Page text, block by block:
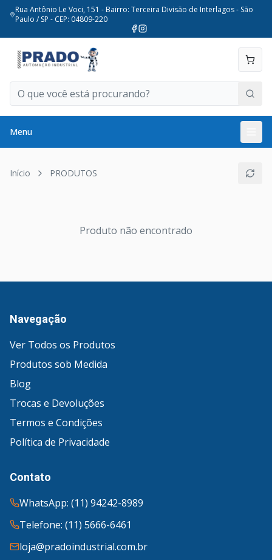
Rua Antônio Le Voci, 151 - Bairro: Terceira Divisão de Interlagos - São
Paulo / SP - CEP: 04809-220
Menu
Início PRODUTOS
Produto não encontrado
Navegação
Ver Todos os Produtos
Produtos sob Medida
Blog
Trocas e Devoluções
Termos e Condições
Política de Privacidade
Contato
WhatsApp: (11) 94242-8989
Telefone: (11) 5666-6461
loja@pradoindustrial.com.br